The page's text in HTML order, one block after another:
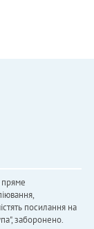
пряме
посилання на
заборонено.